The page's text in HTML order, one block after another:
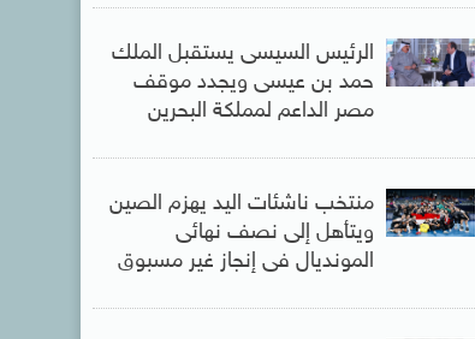
الرئيس السيسى يستقبل الملك
حمد بن عيسى ويجدد موقف
مصر الداعم لمملكة البحرين
منتخب ناشئات اليد يهزم الصين
ويتأهل إلى نصف نهائى
المونديال فى إنجاز غير مسبوق